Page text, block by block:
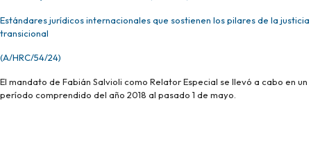
Estándares jurídicos internacionales que sostienen los pilares de la justicia
transicional
(A/HRC/54/24)
El mandato de Fabián Salvioli como Relator Especial se llevó a cabo en un
período comprendido del año 2018 al pasado 1 de mayo.